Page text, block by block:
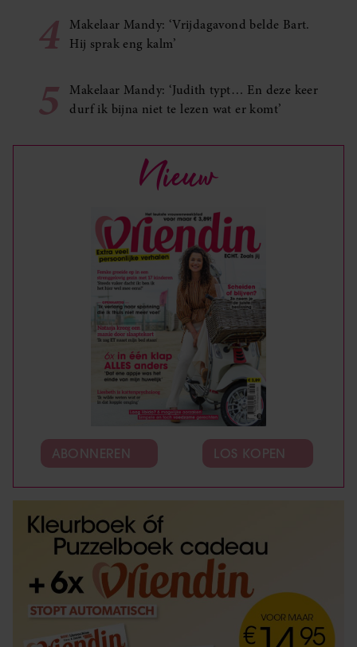
4
Makelaar Mandy: ‘Vrijdagavond belde Bart.
Hij sprak eng kalm’
5
Makelaar Mandy: ‘Judith typt… En deze keer
durf ik bijna niet te lezen wat er komt’
Nieuw
ABONNEREN LOS KOPEN